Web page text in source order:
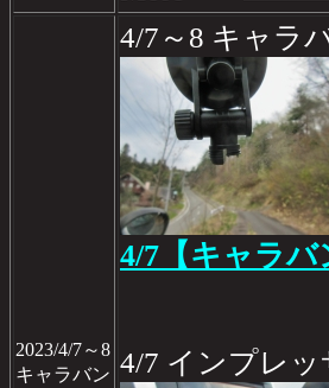
2023/4/7～8
キャラバン
4/7～8 キャラ
4/7【キャラ
4/7 インプレ